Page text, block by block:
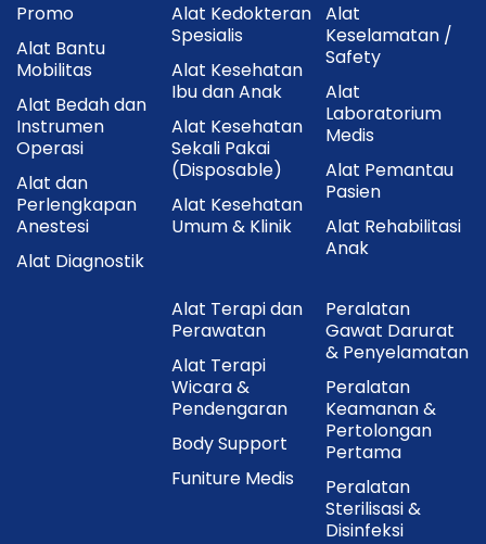
digunakan kembali.
Cara Penyimpanan
Simpan di tempat yang bersih dan kering.
Hindari paparan sinar matahari langsung.
Tutup kembali kemasan setelah digunakan.
Jauhkan dari kelembapan, debu, dan sumber api.
Keunggulan Utama
menawarkan
bahan katun berkualitas dengan tekstur lembut dan
daya serap tinggi sehingga cocok untuk berbagai
kebutuhan medis maupun perawatan sehari-hari.
Kemasan 500 gram memberikan keseimbangan
antara kapasitas dan kepraktisan, menjadikannya
pilihan ideal untuk penggunaan di rumah maupun
Promo
Alat Bantu
Mobilitas
Alat Bedah dan
Instrumen
Operasi
Alat dan
Perlengkapan
Anestesi
Alat Diagnostik
Alat Kedokteran
Spesialis
Alat Kesehatan
Ibu dan Anak
Alat Kesehatan
Sekali Pakai
(Disposable)
Alat Kesehatan
Umum & Klinik
Alat
Keselamatan /
Safety
Alat
Laboratorium
Medis
Alat Pemantau
Pasien
Alat Rehabilitasi
Anak
Alat Terapi dan
Perawatan
Alat Terapi
Wicara &
Pendengaran
Body Support
Funiture Medis
Peralatan
Gawat Darurat
& Penyelamatan
Peralatan
Keamanan &
Pertolongan
Pertama
Peralatan
Sterilisasi &
Disinfeksi